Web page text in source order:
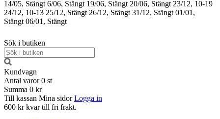
14/05, Stängt 6/06, Stängt 19/06, Stängt 20/06, Stängt 23/12, 10-19
24/12, 10-13 25/12, Stängt 26/12, Stängt 31/12, Stängt 01/01,
Stängt 06/01, Stängt
Sök i butiken
Kundvagn
Antal varor 0 st
Summa 0 kr
Till kassan Mina sidor Logga in
600 kr kvar till fri frakt.